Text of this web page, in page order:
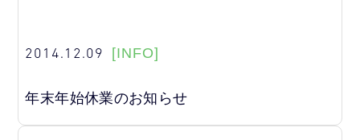
2014.12.09 [INFO]
年末年始休業のお知らせ